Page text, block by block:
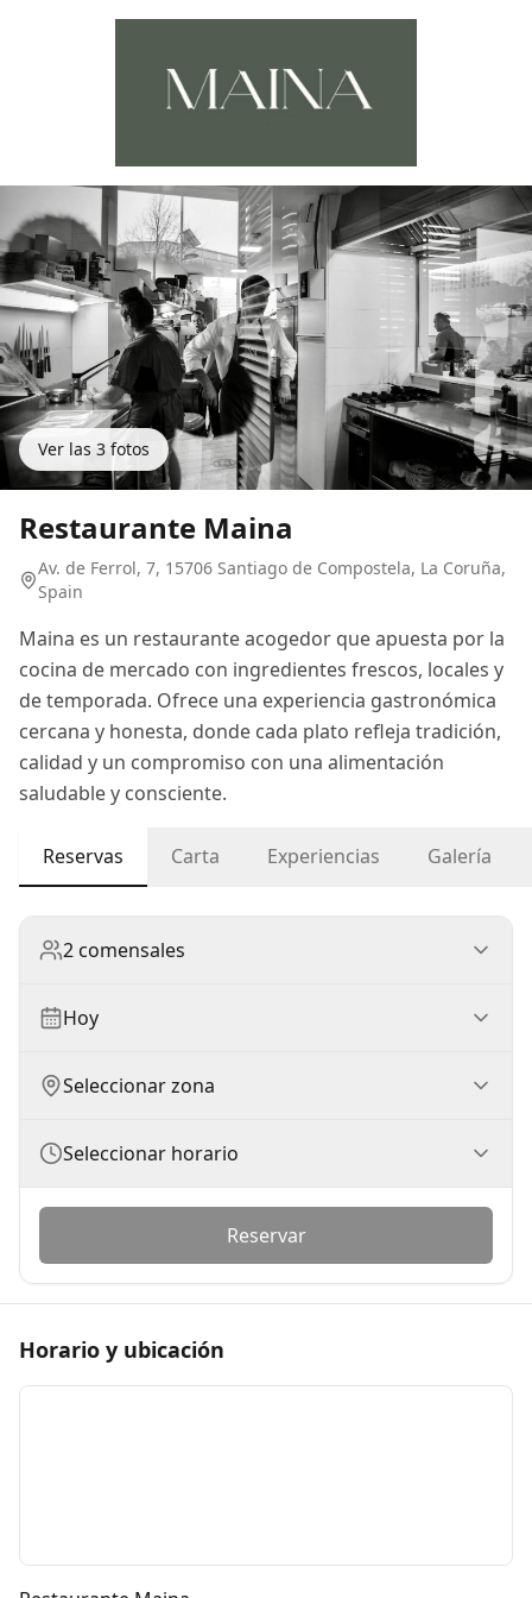
Ver las 3 fotos
Restaurante Maina
Av. de Ferrol, 7, 15706 Santiago de Compostela, La Coruña,
Spain
Maina es un restaurante acogedor que apuesta por la
cocina de mercado con ingredientes frescos, locales y
de temporada. Ofrece una experiencia gastronómica
cercana y honesta, donde cada plato refleja tradición,
calidad y un compromiso con una alimentación
saludable y consciente.
Reservas Carta Experiencias Galería
2 comensales
Hoy
Seleccionar zona
Seleccionar horario
Reservar
Horario y ubicación